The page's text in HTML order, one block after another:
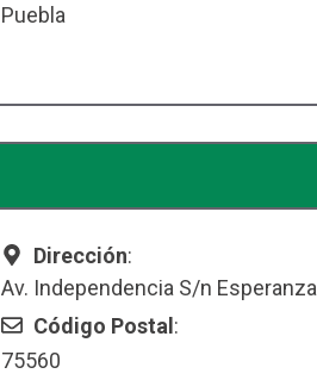
Puebla
Dirección:
Av. Independencia S/n Esperanza
Código Postal:
75560